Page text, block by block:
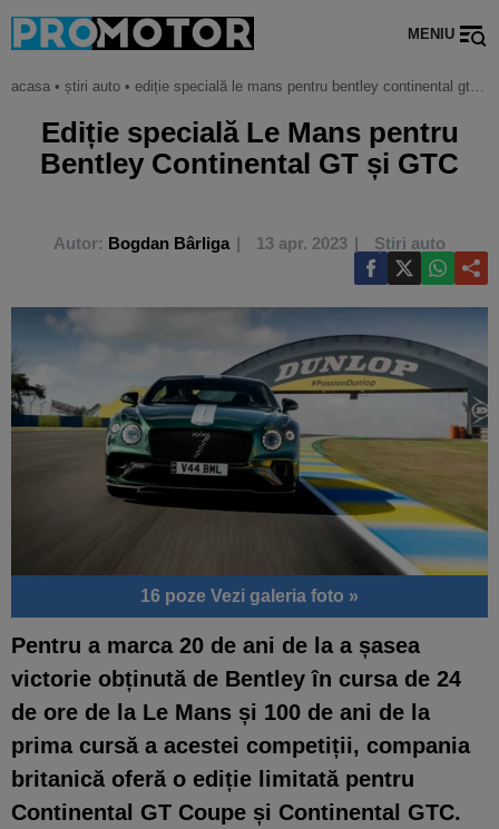
MENIU
acasa • știri auto • ediție specială le mans pentru bentley continental gt și gtc
Ediție specială Le Mans pentru
Bentley Continental GT și GTC
Autor: Bogdan Bârliga 13 apr. 2023 Știri auto
16 poze Vezi galeria foto »
Pentru a marca 20 de ani de la a șasea
victorie obținută de Bentley în cursa de 24
de ore de la Le Mans și 100 de ani de la
prima cursă a acestei competiții, compania
britanică oferă o ediție limitată pentru
Continental GT Coupe și Continental GTC.